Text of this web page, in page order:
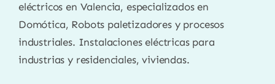
eléctricos en Valencia, especializados en
Domótica, Robots paletizadores y procesos
industriales. Instalaciones eléctricas para
industrias y residenciales, viviendas.